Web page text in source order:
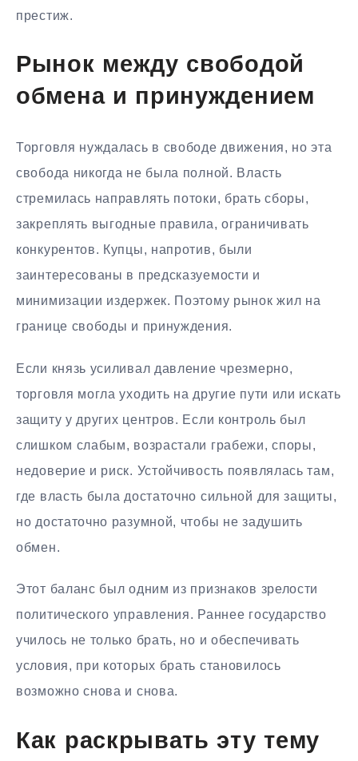
престиж.
Рынок между свободой
обмена и принуждением
Торговля нуждалась в свободе движения, но эта
свобода никогда не была полной. Власть
стремилась направлять потоки, брать сборы,
закреплять выгодные правила, ограничивать
конкурентов. Купцы, напротив, были
заинтересованы в предсказуемости и
минимизации издержек. Поэтому рынок жил на
границе свободы и принуждения.
Если князь усиливал давление чрезмерно,
торговля могла уходить на другие пути или искать
защиту у других центров. Если контроль был
слишком слабым, возрастали грабежи, споры,
недоверие и риск. Устойчивость появлялась там,
где власть была достаточно сильной для защиты,
но достаточно разумной, чтобы не задушить
обмен.
Этот баланс был одним из признаков зрелости
политического управления. Раннее государство
училось не только брать, но и обеспечивать
условия, при которых брать становилось
возможно снова и снова.
Как раскрывать эту тему